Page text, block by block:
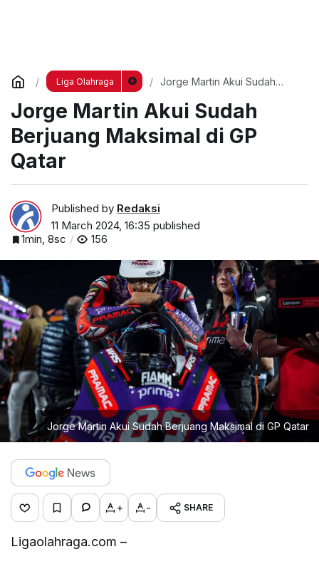
Liga Olahraga
Jorge Martin Akui Sudah
Qatar
Jorge Martin Akui Sudah
Berjuang Maksimal di GP
Qatar
Published by Redaksi
11 March 2024, 16:35 published
1min, 8sc
156
Jorge Martin Akui Sudah Berjuang Maksimal di GP Qatar
+ - SHARE
Ligaolahraga.com –